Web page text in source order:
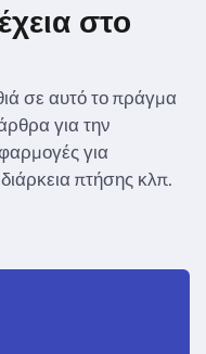
στο
σε αυτό το πράγμα
για την
για
πτήσης κλπ.